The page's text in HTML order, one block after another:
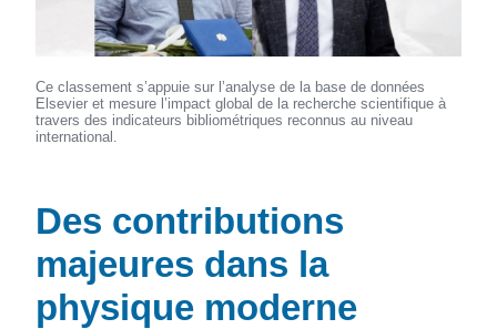
Ce classement s’appuie sur l’analyse de la base de données
Elsevier et mesure l’impact global de la recherche scientifique à
travers des indicateurs bibliométriques reconnus au niveau
international.
Des contributions
majeures dans la
physique moderne